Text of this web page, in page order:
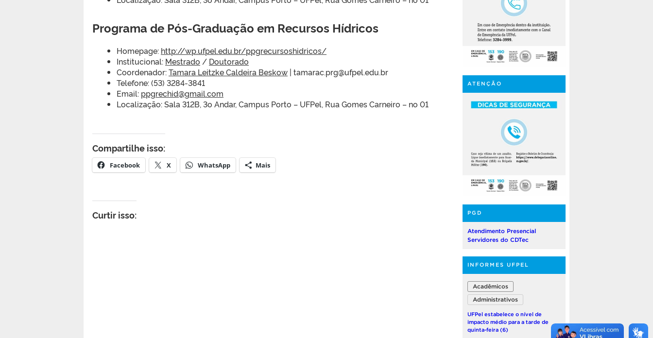
Programa de Pós-Graduação em Recursos Hídricos
Homepage: http://wp.ufpel.edu.br/ppgrecursoshidricos/
Institucional: Mestrado / Doutorado
Coordenador:Tamara Leitzke Caldeira Beskow | tamarac.prg@ufpel.edu.br
Telefone: (53) 3284-3841
Email: ppgrechid@gmail.com
Localização: Sala 312B, 3o Andar, Campus Porto – UFPel, Rua Gomes Carneiro – no 01
Compartilhe isso:
Facebook X WhatsApp Mais
Curtir isso:
ATENÇÃO
PGD
Atendimento Presencial
Servidores do CDTec
INFORMES UFPEL
Acadêmicos
Administrativos
UFPel estabelece o nível de
impacto médio para a tarde de
quinta-feira (6)